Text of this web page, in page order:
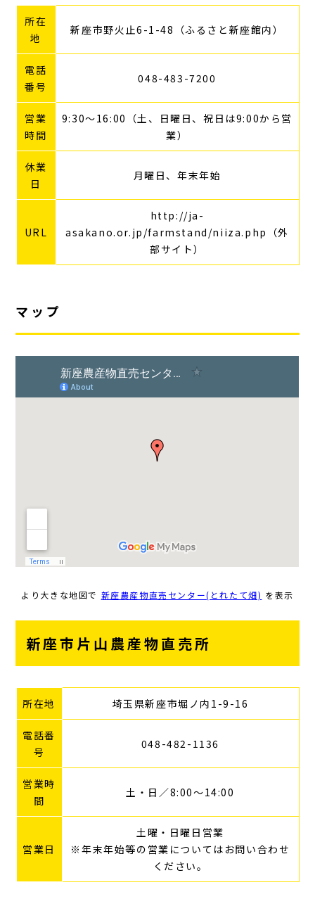
所在
地
新座市野火止6-1-48（ふるさと新座館内）
電話
番号
048-483-7200
営業
時間
9:30～16:00（土、日曜日、祝日は9:00から営
業）
休業
日
月曜日、年末年始
URL
http://ja-
asakano.or.jp/farmstand/niiza.php
（外
部サイト）
マップ
より大きな地図で 新座農産物直売センター(とれたて畑) を表示
新座市片山農産物直売所
所在地 埼玉県新座市堀ノ内1-9-16
電話番
号
048-482-1136
営業時
間
土・日／8:00～14:00
営業日
土曜・日曜日営業
※年末年始等の営業についてはお問い合わせ
ください。